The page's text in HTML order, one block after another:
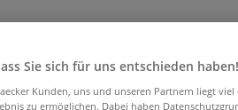
Sie sich für uns entschieden haben!
Kunden, uns und unseren Partnern liegt
zu ermöglichen. Dabei haben